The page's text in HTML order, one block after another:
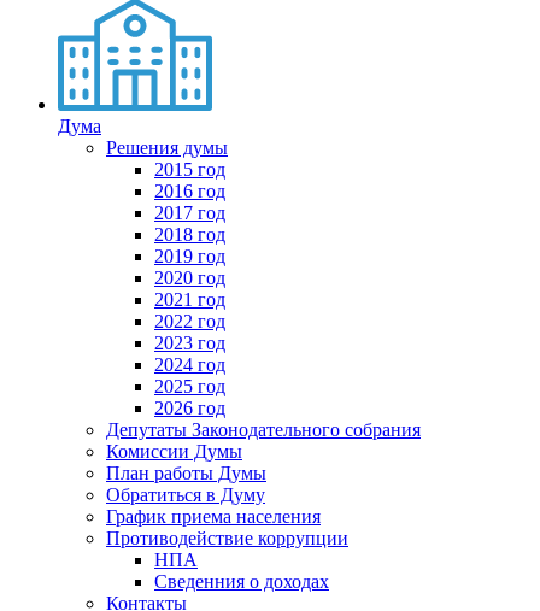
Дума
Решения думы
2015 год
2016 год
2017 год
2018 год
2019 год
2020 год
2021 год
2022 год
2023 год
2024 год
2025 год
2026 год
Депутаты Законодательного собрания
Комиссии Думы
План работы Думы
Обратиться в Думу
График приема населения
Противодействие коррупции
НПА
Сведенния о доходах
Контакты